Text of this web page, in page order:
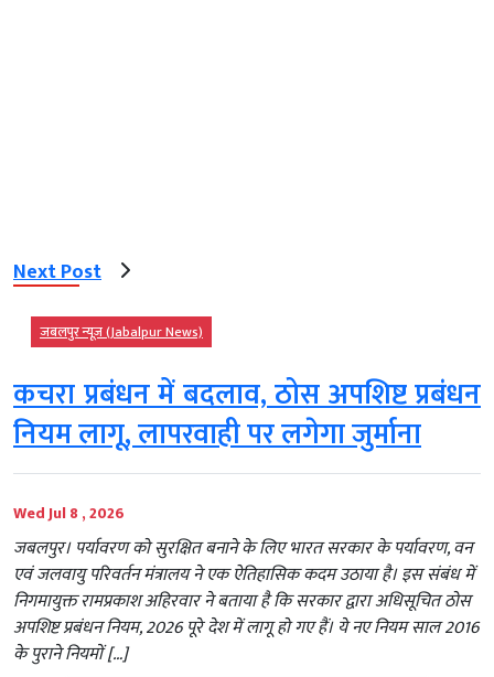
Next Post
जबलपुर न्यूज़ (Jabalpur News)
कचरा प्रबंधन में बदलाव, ठोस अपशिष्ट प्रबंधन
नियम लागू, लापरवाही पर लगेगा जुर्माना
Wed Jul 8 , 2026
जबलपुर। पर्यावरण को सुरक्षित बनाने के लिए भारत सरकार के पर्यावरण, वन
एवं जलवायु परिवर्तन मंत्रालय ने एक ऐतिहासिक कदम उठाया है। इस संबंध में
निगमायुक्त रामप्रकाश अहिरवार ने बताया है कि सरकार द्वारा अधिसूचित ठोस
अपशिष्ट प्रबंधन नियम, 2026 पूरे देश में लागू हो गए हैं। ये नए नियम साल 2016
के पुराने नियमों […]